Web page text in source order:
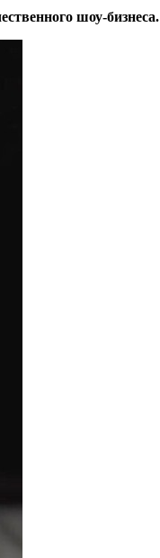
шоу-бизнеса.